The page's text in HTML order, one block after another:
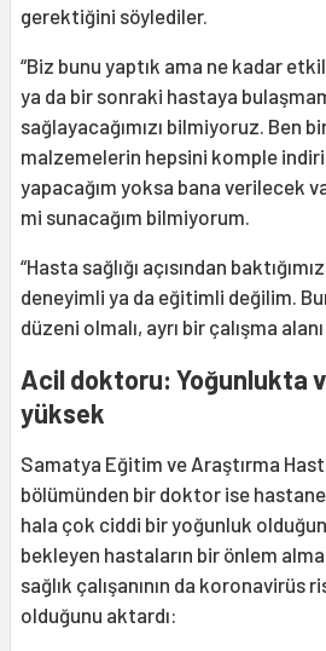
gerektiğini söylediler.
“Biz bunu yaptık ama ne kadar
ya da bir sonraki hastaya
sağlayacağımızı bilmiyoruz. Ben
malzemelerin hepsini komple
yapacağım yoksa bana verilecek
mi sunacağım bilmiyorum.
“Hasta sağlığı açısından
deneyimli ya da eğitimli değilim.
düzeni olmalı, ayrı bir çalışma
Acil doktoru: Yoğunlukta
yüksek
Samatya Eğitim ve Araştırma
bölümünden bir doktor ise
hala çok ciddi bir yoğunluk
bekleyen hastaların bir önlem
sağlık çalışanının da koronavirüs
olduğunu aktardı: